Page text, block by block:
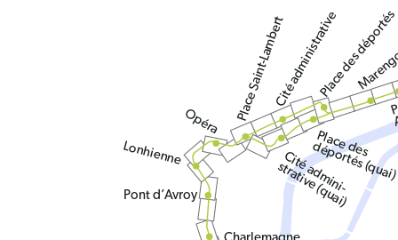
Charlemagne
Pont d’Avroy
Lonhienne
Opéra Place Saint-Lambert
Cité admini-
strative (quai)
Cité administrative
Place des
déportés (quai)
Place des déportés